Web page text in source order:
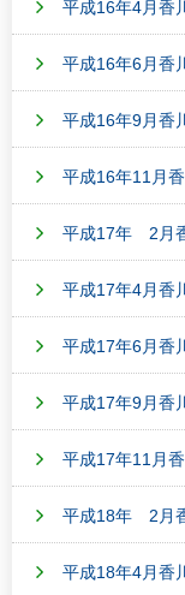
平成16年4月香
平成16年6月香
平成16年9月香
平成16年11月
平成17年 2月
平成17年4月香
平成17年6月香
平成17年9月香
平成17年11月
平成18年 2月
平成18年4月香